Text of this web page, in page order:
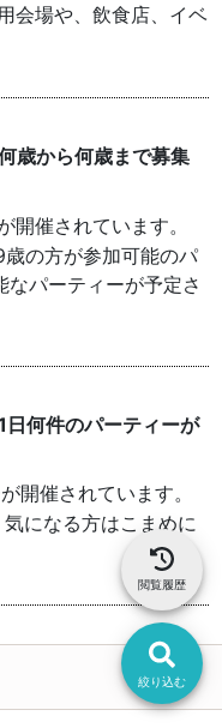
絞り込む
閲覧履歴
会場や、飲食店、イベ
歳から何歳まで募集
開催されています。
の方が参加可能のパ
パーティーが予定さ
何件のパーティーが
開催されています。
になる方はこまめに